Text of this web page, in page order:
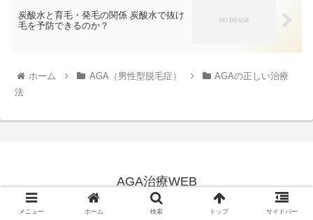
炭酸水と育毛・発毛の関係 炭酸水で抜け
毛を予防できるのか？
ホーム AGA（男性型脱毛症）
AGAの正しい治療
法
AGA治療WEB
© 2012 AGA治療WEB.
メニュー ホーム 検索 トップ サイドバー